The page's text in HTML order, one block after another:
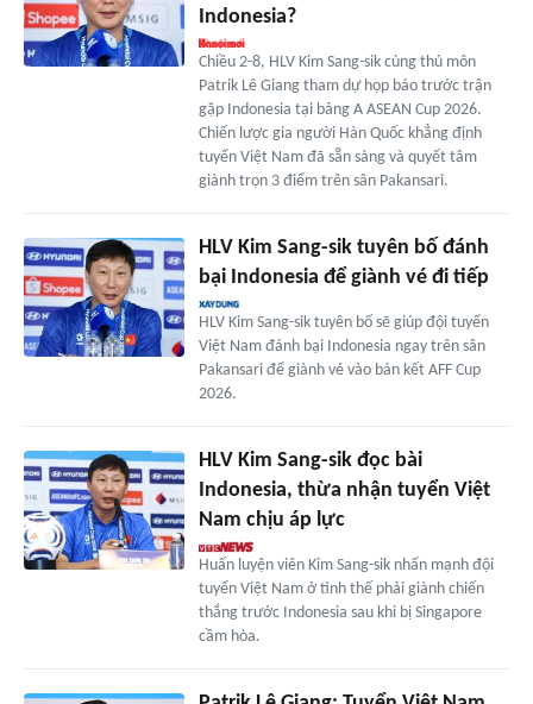
Indonesia?
Chiều 2-8, HLV Kim Sang-sik cùng thủ môn
Patrik Lê Giang tham dự họp báo trước trận
gặp Indonesia tại bảng A ASEAN Cup 2026.
Chiến lược gia người Hàn Quốc khẳng định
tuyển Việt Nam đã sẵn sàng và quyết tâm
giành trọn 3 điểm trên sân Pakansari.
HLV Kim Sang-sik tuyên bố đánh
bại Indonesia để giành vé đi tiếp
HLV Kim Sang-sik tuyên bố sẽ giúp đội tuyển
Việt Nam đánh bại Indonesia ngay trên sân
Pakansari để giành vé vào bán kết AFF Cup
2026.
HLV Kim Sang-sik đọc bài
Indonesia, thừa nhận tuyển Việt
Nam chịu áp lực
Huấn luyện viên Kim Sang-sik nhấn mạnh đội
tuyển Việt Nam ở tình thế phải giành chiến
thắng trước Indonesia sau khi bị Singapore
cầm hòa.